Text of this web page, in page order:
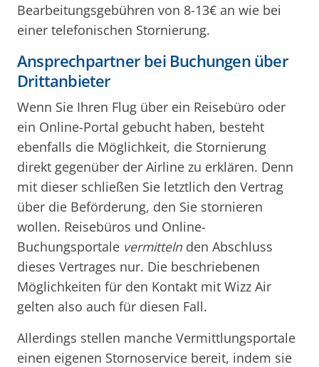
Bearbeitungsgebühren von 8-13€ an wie bei
einer telefonischen Stornierung.
Ansprechpartner bei Buchungen über
Drittanbieter
Wenn Sie Ihren Flug über ein Reisebüro oder
ein Online-Portal gebucht haben, besteht
ebenfalls die Möglichkeit, die Stornierung
direkt gegenüber der Airline zu erklären. Denn
mit dieser schließen Sie letztlich den Vertrag
über die Beförderung, den Sie stornieren
wollen. Reisebüros und Online-
Buchungsportale vermitteln den Abschluss
dieses Vertrages nur. Die beschriebenen
Möglichkeiten für den Kontakt mit Wizz Air
gelten also auch für diesen Fall.
Allerdings stellen manche Vermittlungsportale
einen eigenen Stornoservice bereit, indem sie